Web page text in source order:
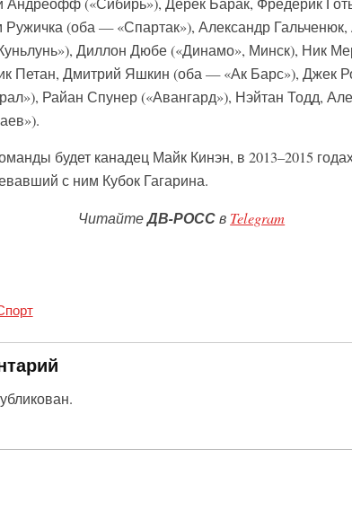
(«Сибирь»), Дерек Барак, Фредерик
Ружичка (оба — «Спартак»), Александр
Диллон Дюбе («Динамо», Минск), Ник
Петан, Дмитрий Яшкин (оба — «Ак Барс»), Джек
Райан Спунер («Авангард»), Нэйтан Тодд,
будет канадец Майк Кинэн, в 2013–2015
с ним Кубок Гагарина.
ЧитайтеДВ-РОССв Telegram